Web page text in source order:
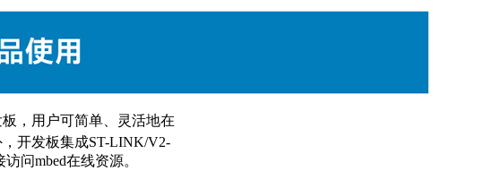
，用户可简单、灵活地在
开发板集成ST-LINK/V2-
问mbed在线资源。